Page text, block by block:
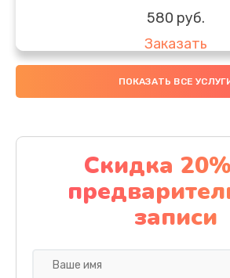
580 руб.
Заказать
Комплексная
Заказать
Замена дисплея
2000 руб.
Заказать
Ремонт платы
ПОКАЗАТЬ ВСЕ
Скидка
записи